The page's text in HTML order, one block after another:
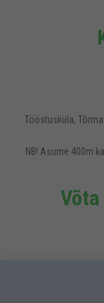
Tööstusküla,
NB! Asume 400m